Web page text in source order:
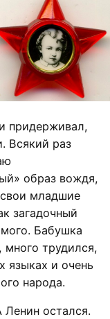
придерживал,
Всякий раз
образ вождя,
младшие
загадочный
Бабушка
много трудился,
языках и очень
народа.
остался.